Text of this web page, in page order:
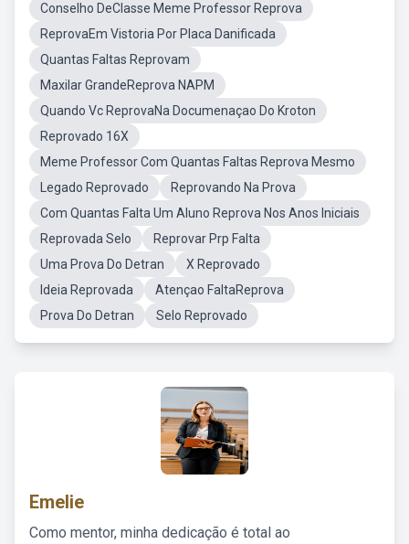
Conselho DeClasse Meme Professor Reprova
ReprovaEm Vistoria Por Placa Danificada
Quantas Faltas Reprovam
Maxilar GrandeReprova NAPM
Quando Vc ReprovaNa Documenaçao Do Kroton
Reprovado 16X
Meme Professor Com Quantas Faltas Reprova Mesmo
Legado Reprovado
Reprovando Na Prova
Com Quantas Falta Um Aluno Reprova Nos Anos Iniciais
Reprovada Selo
Reprovar Prp Falta
Uma Prova Do Detran
X Reprovado
Ideia Reprovada
Atençao FaltaReprova
Prova Do Detran
Selo Reprovado
Emelie
Como mentor, minha dedicação é total ao